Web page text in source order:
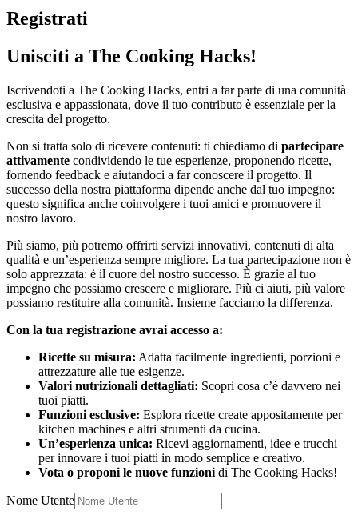
Registrati
Unisciti a The Cooking Hacks!
Iscrivendoti a The Cooking Hacks, entri a far parte di una comunità
esclusiva e appassionata, dove il tuo contributo è essenziale per la
crescita del progetto.
Non si tratta solo di ricevere contenuti: ti chiediamo di partecipare
attivamente condividendo le tue esperienze, proponendo ricette,
fornendo feedback e aiutandoci a far conoscere il progetto. Il
successo della nostra piattaforma dipende anche dal tuo impegno:
questo significa anche coinvolgere i tuoi amici e promuovere il
nostro lavoro.
Più siamo, più potremo offrirti servizi innovativi, contenuti di alta
qualità e un’esperienza sempre migliore. La tua partecipazione non è
solo apprezzata: è il cuore del nostro successo. È grazie al tuo
impegno che possiamo crescere e migliorare. Più ci aiuti, più valore
possiamo restituire alla comunità. Insieme facciamo la differenza.
Con la tua registrazione avrai accesso a:
Ricette su misura: Adatta facilmente ingredienti, porzioni e
attrezzature alle tue esigenze.
Valori nutrizionali dettagliati: Scopri cosa c’è davvero nei
tuoi piatti.
Funzioni esclusive: Esplora ricette create appositamente per
kitchen machines e altri strumenti da cucina.
Un’esperienza unica: Ricevi aggiornamenti, idee e trucchi
per innovare i tuoi piatti in modo semplice e creativo.
Vota o proponi le nuove funzioni di The Cooking Hacks!
Nome Utente